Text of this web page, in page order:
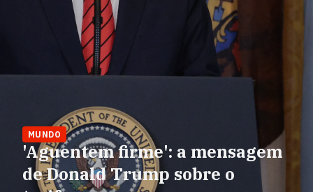
MUNDO
'Aguentem firme': a mensagem
de Donald Trump sobre o